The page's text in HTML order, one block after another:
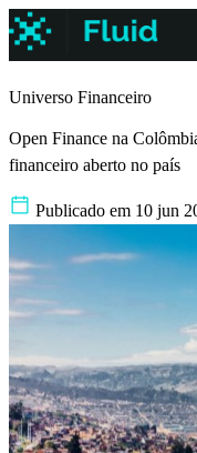
Universo Financeiro
Open Finance na
financeiro aberto no país
Publicado em 10 jun